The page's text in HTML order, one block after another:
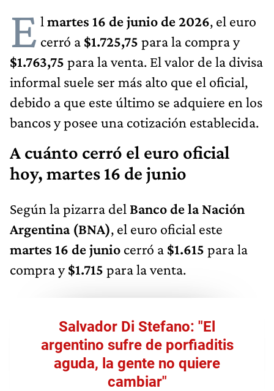
E l martes 16 de junio de 2026, el euro
cerró a $1.725,75 para la compra y
$1.763,75 para la venta. El valor de la divisa
informal suele ser más alto que el oficial,
debido a que este último se adquiere en los
bancos y posee una cotización establecida.
A cuánto cerró el euro oficial
hoy, martes 16 de junio
Según la pizarra del Banco de la Nación
Argentina (BNA), el euro oficial este
martes 16 de junio cerró a $1.615 para la
compra y$1.715 para la venta.
Salvador Di Stefano: "El
argentino sufre de porfiaditis
aguda, la gente no quiere
cambiar"